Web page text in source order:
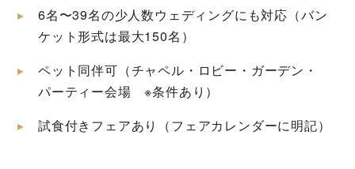
6名〜39名の少人数ウェディングにも対応（バン
ケット形式は最大150名）
ペット同伴可（チャペル・ロビー・ガーデン・
パーティー会場 ※条件あり）
試食付きフェアあり（フェアカレンダーに明記）